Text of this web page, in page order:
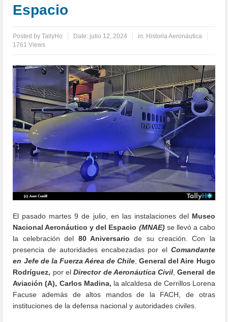
Espacio
Posted byTallyHo Date: julio 12, 2024 in: Historia Aeronáutica
1761 Views
El pasado martes 9 de julio, en las instalaciones del Museo
Nacional Aeronáutico y del Espacio (MNAE)se llevó a cabo
la celebración del 80 Aniversario de su creación. Con la
presencia de autoridades encabezadas por el Comandante
en Jefe de la Fuerza Aérea de Chile ,General del Aire Hugo
Rodríguez, por elDirector de Aeronáutica Civil ,General de
Aviación (A), Carlos Madina, la alcaldesa de Cerrillos Lorena
Facuse además de altos mandos de la FACH, de otras
instituciones de la defensa nacional y autoridades civiles.